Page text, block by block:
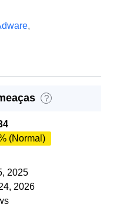
,
?
(Normal)
2025
2026